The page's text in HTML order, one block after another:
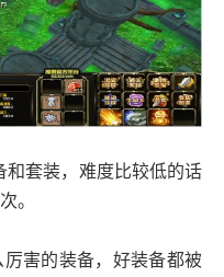
套装，难度比较低的话
。
害的装备，好装备都被